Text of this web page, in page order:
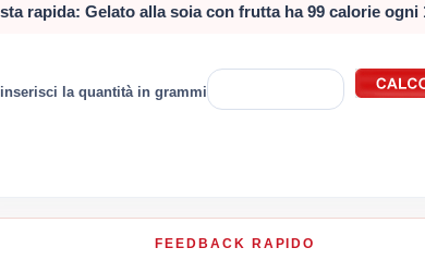
rapida: Gelato alla soia con frutta ha 99 calorie ogni
inserisci la quantità in grammi
FEEDBACK RAPIDO